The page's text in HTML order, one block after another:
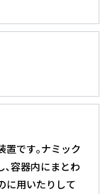
置です｡ナミック
､容器内にまとわ
に用いたりして